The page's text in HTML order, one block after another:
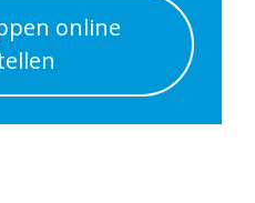
online